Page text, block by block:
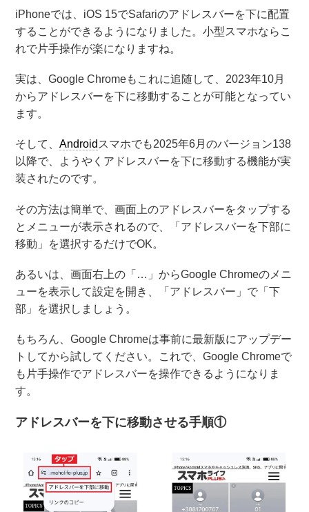
iPhoneでは、iOS 15でSafariのアドレスバーを下に配置
することができるようになりました。小型スマホならこ
れで片手操作が楽になりますね。
実は、Google Chromeもこれに追随して、2023年10月
からアドレスバーを下に移動することが可能となってい
ます。
そして、Android スマホでも2025年6月のバージョン138
以降で、ようやくアドレスバーを下に移動する機能が実
装されたのです。
その方法は簡単で、画面上のアドレスバーをタップする
とメニューが表示されるので、「アドレスバーを下部に
移動」を選択するだけでOK。
あるいは、画面右上の「…」からGoogle Chromeのメニ
ューを表示して設定を開き、「アドレスバー」で「下
部」を選択しましょう。
もちろん、Google Chromeは事前に最新版にアップデー
トしてから試してください。これで、Google Chromeで
も片手操作でアドレスバーを操作できるようになりま
す。
アドレスバーを下に移動させる手順①